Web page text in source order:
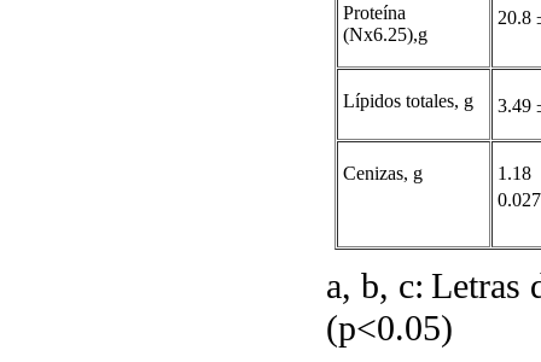
Proteína
(Nx6.25),g
20.8
Lípidos totales, g 3.49
Cenizas, g
0.027
a, b, c: Letras
(p<0.05)